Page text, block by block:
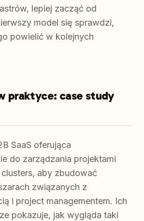
lepiej zacząć od
model się sprawdzi,
powielić w kolejnych
praktyce: case study
SaaS oferująca
do zarządzania projektami
aby zbudować
związanych z
i project managementem. Ich
pokazuje, jak wygląda taki